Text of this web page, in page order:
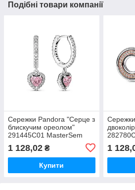
Подібні товари компанії
Сережки Pandora "Серце з
блискучим ореолом"
291445C01 MasterSem
1 128,02 ₴
Купити
1